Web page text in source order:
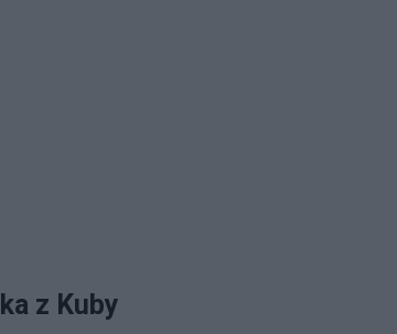
z Kuby